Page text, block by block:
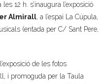
12 h. s’inaugura l’exposició
Almirall, a l’espai La Cúpula,
(entada per C/ Sant Pere,
de les fotos
i promoguda per la Taula